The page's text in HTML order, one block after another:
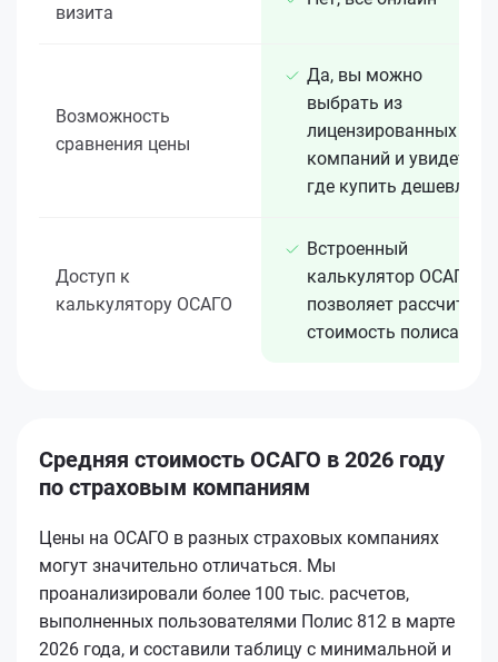
визита
Возможность
сравнения цены
Да, вы можно
выбрать из
лицензированных 15+
компаний и увидеть,
где купить дешевле
Доступ к
калькулятору ОСАГО
Встроенный
калькулятор ОСАГО
позволяет рассчитать
стоимость полиса
Средняя стоимость ОСАГО в 2026 году
по страховым компаниям
Цены на ОСАГО в разных страховых компаниях
могут значительно отличаться. Мы
проанализировали более 100 тыс. расчетов,
выполненных пользователями Полис 812 в марте
2026 года, и составили таблицу с минимальной и